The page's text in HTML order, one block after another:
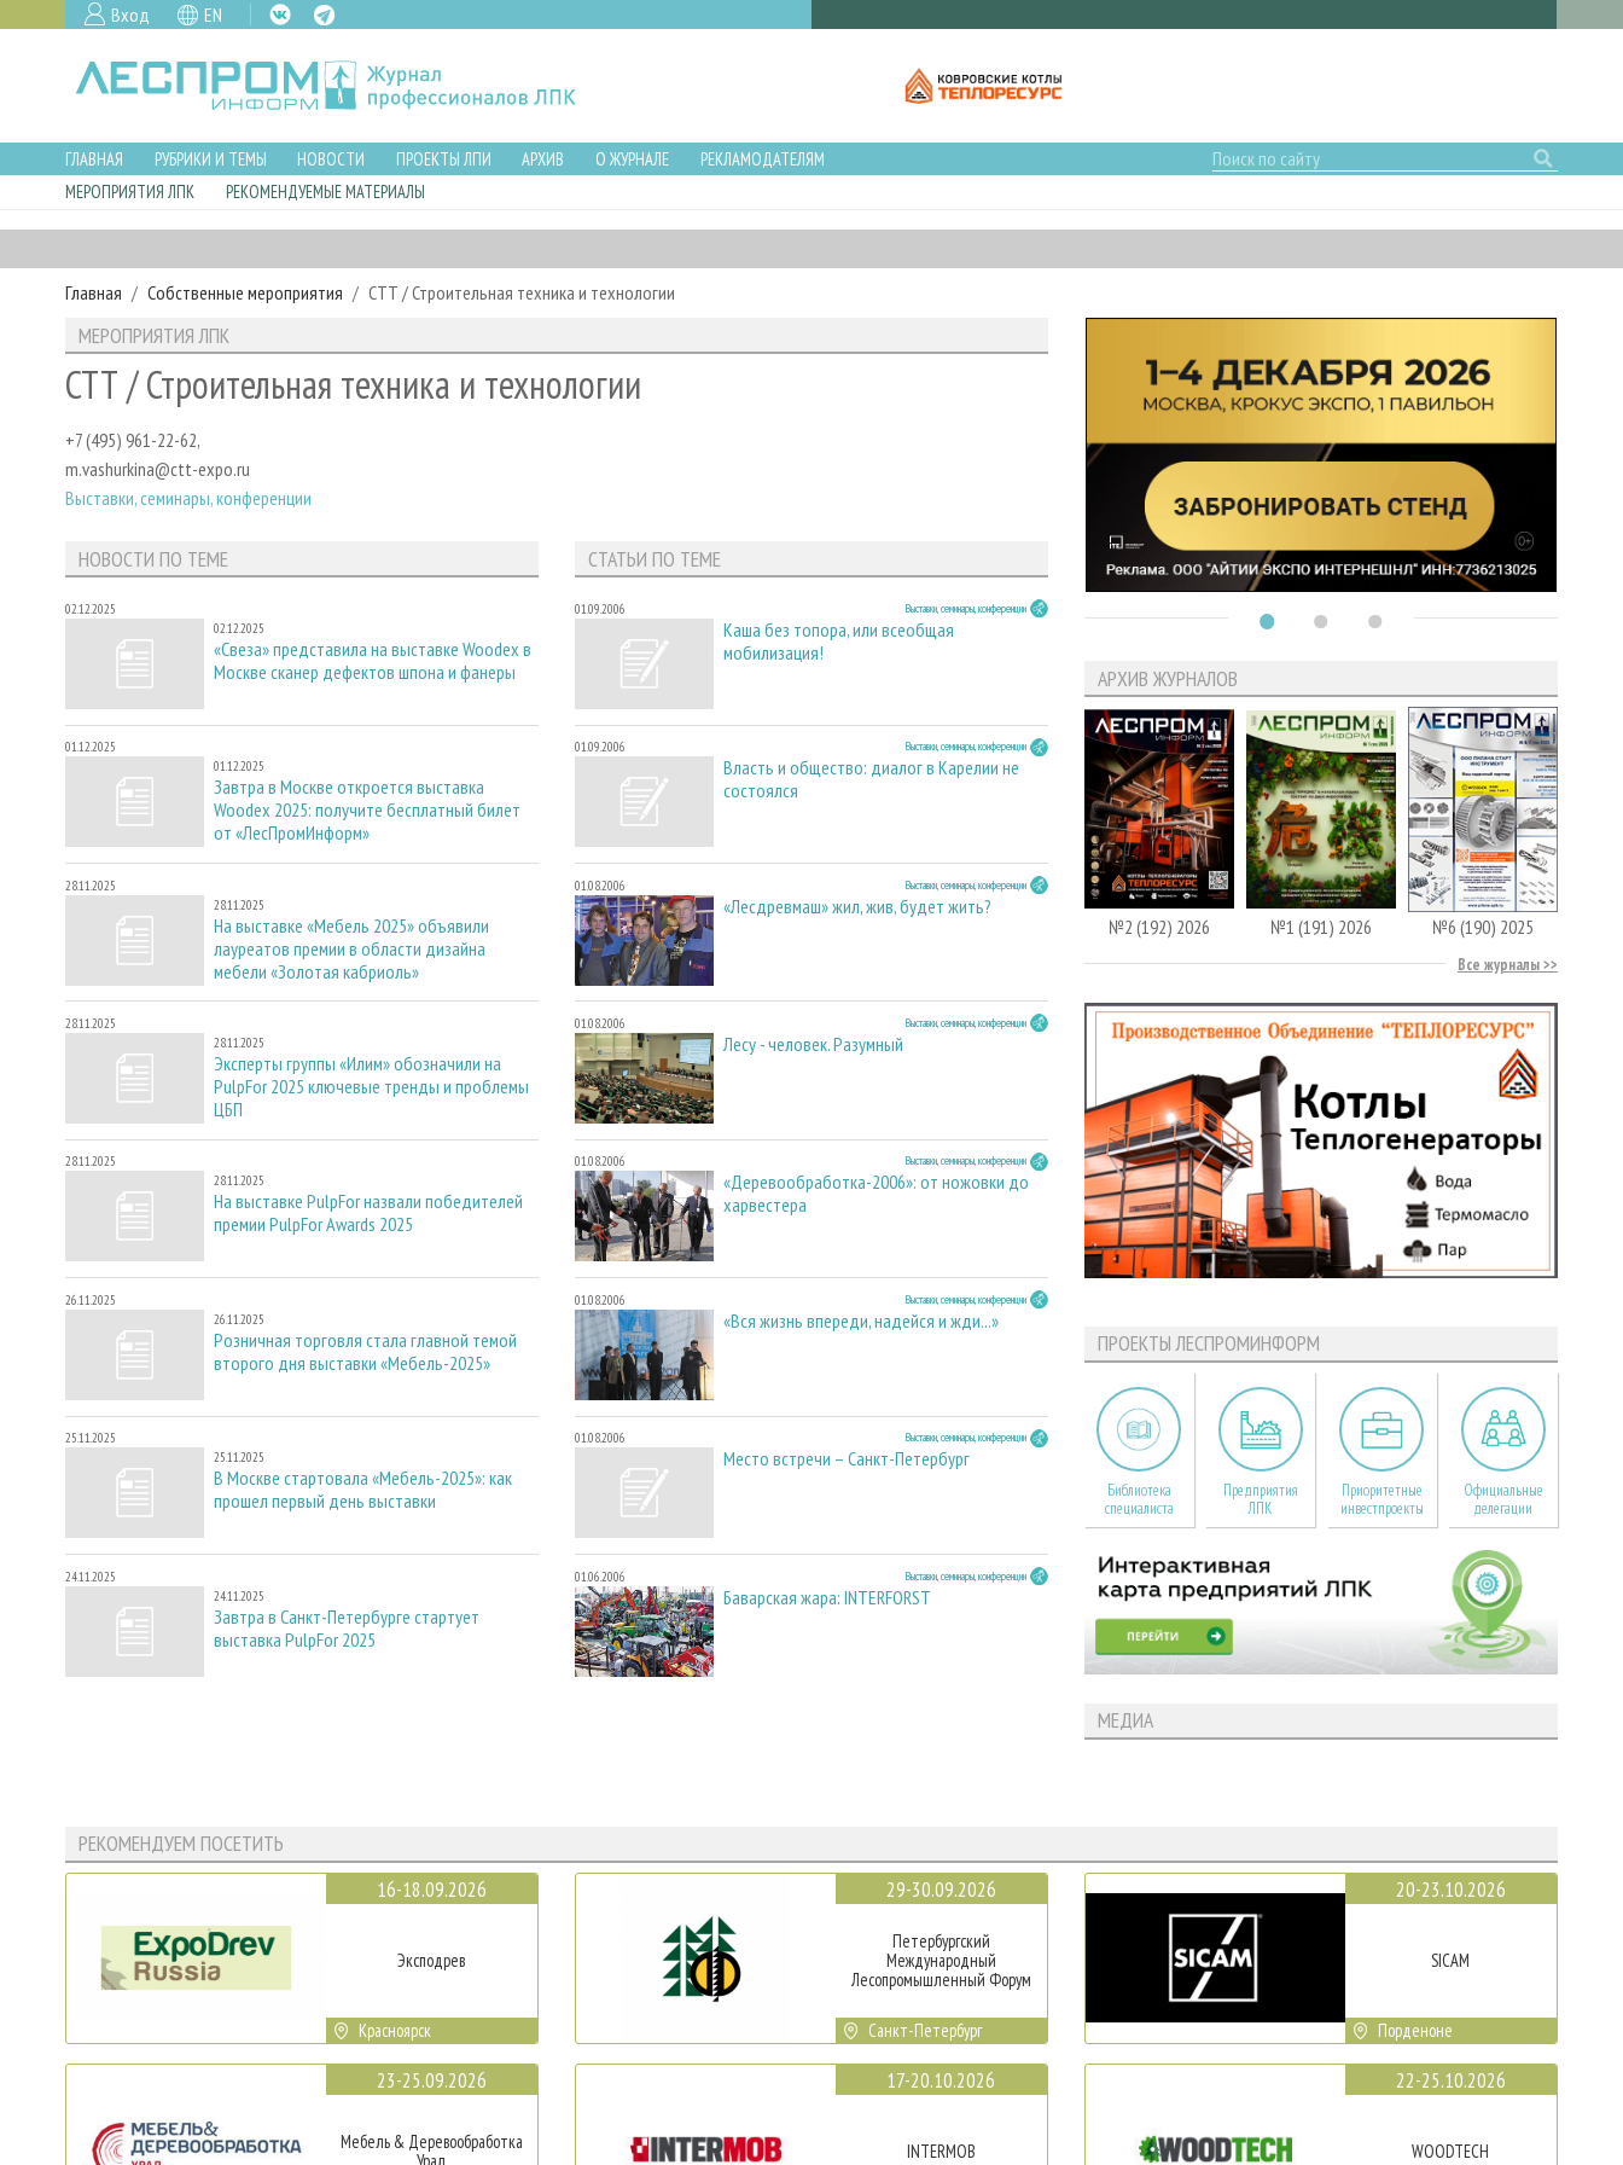
Вход EN
ГЛАВНАЯ РУБРИКИ И ТЕМЫ НОВОСТИ ПРОЕКТЫ ЛПИ АРХИВ О ЖУРНАЛЕ
РЕКЛАМОДАТЕЛЯМ
МЕРОПРИЯТИЯ ЛПК
РЕКОМЕНДУЕМЫЕ МАТЕРИАЛЫ
Главная Собственные мероприятия СТТ / Строительная техника и технологии
МЕРОПРИЯТИЯ ЛПК
СТТ / Строительная техника и технологии
+7 (495) 961-22-62,
m.vashurkina@ctt-expo.ru
Выставки, семинары, конференции
НОВОСТИ ПО ТЕМЕ
02.12.2025
02.12.2025
«Свеза» представила на выставке Woodex в
Москве сканер дефектов шпона и фанеры
01.12.2025
01.12.2025
Завтра в Москве откроется выставка
Woodex 2025: получите бесплатный билет
от «ЛесПромИнформ»
28.11.2025
28.11.2025
На выставке «Мебель 2025» объявили
лауреатов премии в области дизайна
мебели «Золотая кабриоль»
28.11.2025
28.11.2025
Эксперты группы «Илим» обозначили на
PulpFor 2025 ключевые тренды и проблемы
ЦБП
28.11.2025
28.11.2025
На выставке PulpFor назвали победителей
премии PulpFor Awards 2025
26.11.2025
26.11.2025
Розничная торговля стала главной темой
второго дня выставки «Мебель-2025»
25.11.2025
25.11.2025
В Москве стартовала «Мебель-2025»: как
прошел первый день выставки
24.11.2025
24.11.2025
Завтра в Санкт-Петербурге стартует
выставка PulpFor 2025
СТАТЬИ ПО ТЕМЕ
01.09.2006 Выставки, семинары, конференции
Каша без топора, или всеобщая
мобилизация!
01.09.2006 Выставки, семинары, конференции
Власть и общество: диалог в Карелии не
состоялся
01.08.2006 Выставки, семинары, конференции
«Лесдревмаш» жил, жив, будет жить?
01.08.2006 Выставки, семинары, конференции
Лесу - человек. Разумный
01.08.2006 Выставки, семинары, конференции
«Деревообработка-2006»: от ножовки до
харвестера
01.08.2006 Выставки, семинары, конференции
«Вся жизнь впереди, надейся и жди...»
01.08.2006 Выставки, семинары, конференции
Место встречи – Санкт-Петербург
01.06.2006 Выставки, семинары, конференции
Баварская жара: INTERFORST
АРХИВ ЖУРНАЛОВ
№2 (192) 2026 №1 (191) 2026 №6 (190) 2025
Все журналы
ПРОЕКТЫ ЛЕСПРОМИНФОРМ
Библиотека
специалиста
Предприятия
ЛПК
Приоритетные
инвестпроекты
Официальные
делегации
МЕДИА
РЕКОМЕНДУЕМ ПОСЕТИТЬ
16-18.09.2026
Эксподрев
Красноярск
23-25.09.2026
Мебель & Деревообработка
Урал
29-30.09.2026
Петербургский
Международный
Лесопромышленный Форум
Санкт-Петербург
17-20.10.2026
INTERMOB
20-23.10.2026
SICAM
Порденоне
22-25.10.2026
WOODTECH